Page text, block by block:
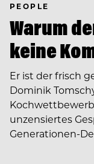
PEOPLE
Warum
keine
Er ist der frisch
Dominik
unzensiertes
Generationen-